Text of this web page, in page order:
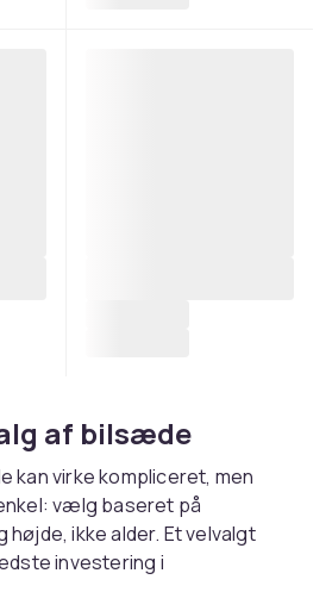
af bilsæde
virke kompliceret, men
vælg baseret på
ikke alder. Et velvalgt
investering i